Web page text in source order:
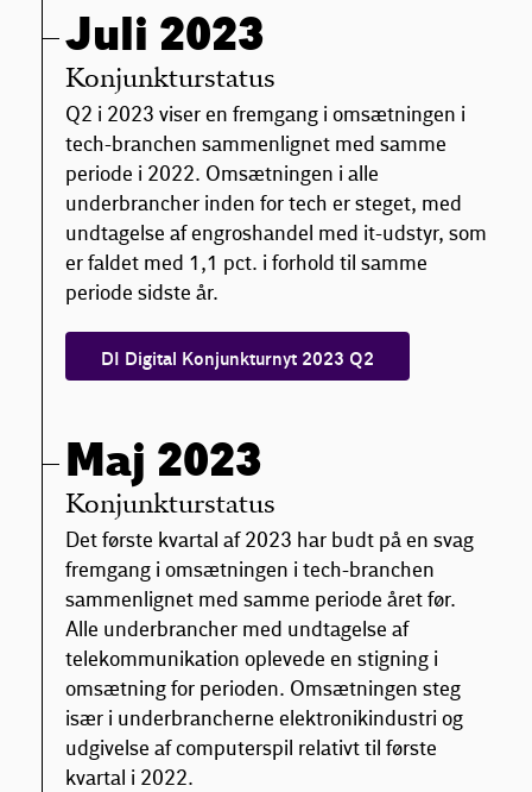
Juli 2023
Konjunkturstatus
Q2 i 2023 viser en fremgang i omsætningen i
tech-branchen sammenlignet med samme
periode i 2022. Omsætningen i alle
underbrancher inden for tech er steget, med
undtagelse af engroshandel med it-udstyr, som
er faldet med 1,1 pct. i forhold til samme
periode sidste år.
DI Digital Konjunkturnyt 2023 Q2
Maj 2023
Konjunkturstatus
Det første kvartal af 2023 har budt på en svag
fremgang i omsætningen i tech-branchen
sammenlignet med samme periode året før.
Alle underbrancher med undtagelse af
telekommunikation oplevede en stigning i
omsætning for perioden. Omsætningen steg
især i underbrancherne elektronikindustri og
udgivelse af computerspil relativt til første
kvartal i 2022.